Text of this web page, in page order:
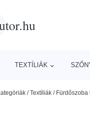
TEXTÍLIÁK
/Textíliák / Fürdőszoba